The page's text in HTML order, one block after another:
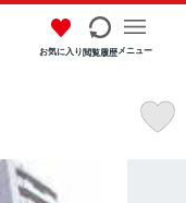
お気に入り閲覧履歴メニュー